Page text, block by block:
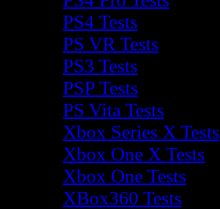
PS4 Tests
PS VR Tests
PS3 Tests
PSP Tests
PS Vita Tests
Xbox Series X Tests
Xbox One X Tests
Xbox One Tests
XBox360 Tests